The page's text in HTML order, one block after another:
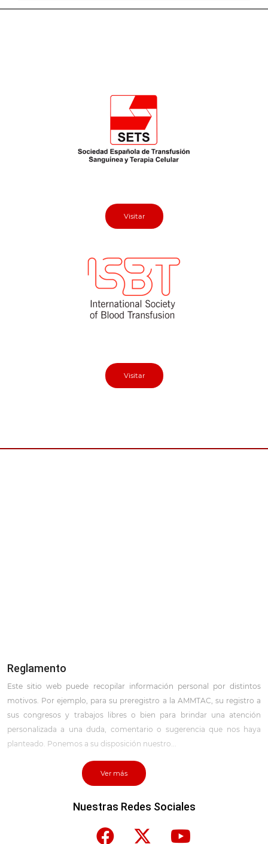
AABB articulos.
clinical trial design.
PATIENT BLOOD MANAGEMENT IN
HEMATOLOGY AND ONCOLOGY.
Ver más
Visitar
Visitar
Reglamento
Este sitio web puede recopilar información personal por distintos
motivos. Por ejemplo, para su preregistro a la AMMTAC, su registro a
sus congresos y trabajos libres o bien para brindar una atención
personalizada a una duda, comentario o sugerencia que nos haya
planteado. Ponemos a su disposición nuestro...
Ver más
Nuestras Redes Sociales